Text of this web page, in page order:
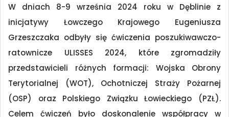
W dniach 8-9 września 2024 roku w Dęblinie z
inicjatywy Łowczego Krajowego Eugeniusza
Grzeszczaka odbyły się ćwiczenia poszukiwawczo-
ratownicze ULISSES 2024, które zgromadziły
przedstawicieli różnych formacji: Wojska Obrony
Terytorialnej (WOT), Ochotniczej Straży Pożarnej
(OSP) oraz Polskiego Związku Łowieckiego (PZŁ).
Celem ćwiczeń było doskonalenie współpracy w